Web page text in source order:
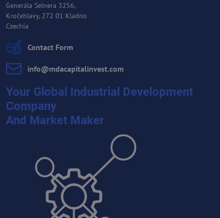
Generála Selnera 3256,
Kročehlavy, 272 01 Kladno
Czechia
Contact Form
info​@mdacapitalinvest​.com
Your Global Industrial Development
Company
And Market Maker